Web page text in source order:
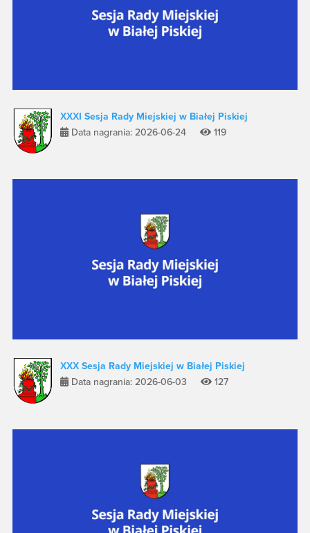
XXXI Sesja Rady Miejskiej w Białej Piskiej
Data nagrania: 2026-06-24
119
XXX Sesja Rady Miejskiej w Białej Piskiej
Data nagrania: 2026-06-03
127